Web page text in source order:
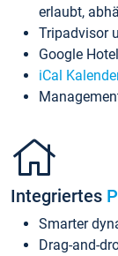
erlaubt,
Tripadvisor
Google
iCal
Integriertes
Smarter
Drag-and-